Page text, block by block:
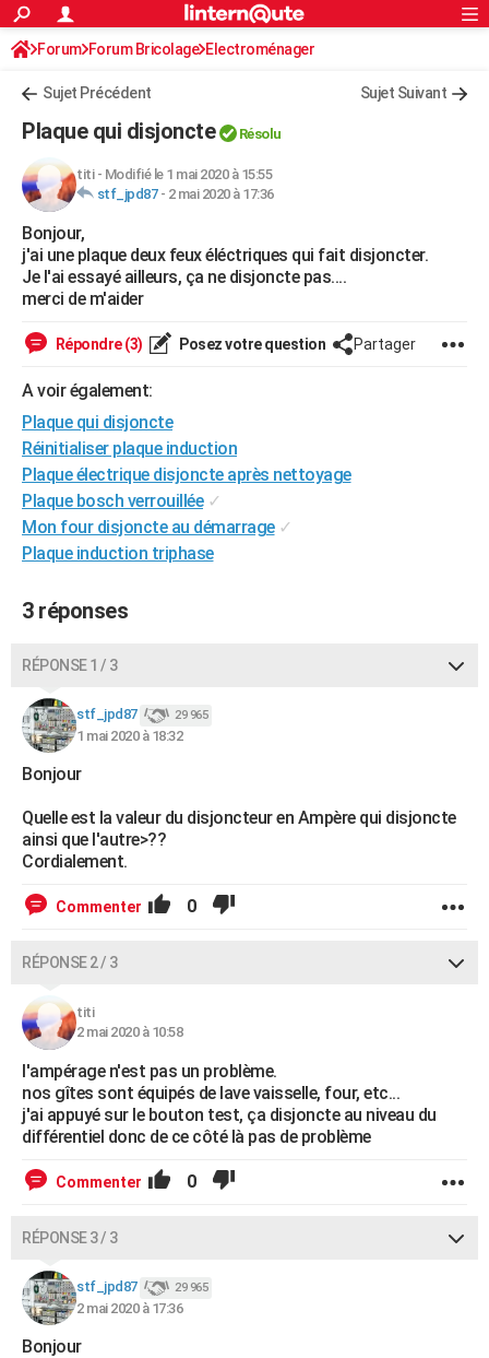
ACTUALITÉS
Politique
Société
Faits Divers
Education
Monde
Villes
+
Retraite
Impôts
Epargne
Immobilier
Risques naturels par ville
Banque
Assurance
Crédit
AUTO
Essais
Réserver un essai
Citadines
Berlines
SUV
Forum auto
+HIGH-TECH
Mobiles
Meilleur smartphone
Internet
Ordinateurs
Jeux vidéo
Guide high-tech
+BRICOLAGE
Forum
Aménagement intérieur
Extérieur
Cuisine
Salle de bains
Jardinage
Rangement
WEEK-END
LIFESTYLE
Art de vivre
Bien-être
Loisirs
Mode
Modes de vie
SANTE
Alimentation
Guide de la santé
Maladies
Médicaments
Sommeil
VOYAGE
Destinations
City break
Voyage nature
Voyage de noces
Forum
Climat
+PHOTO
GUIDES D'ACHAT
BONS PLANS
Dictionnaire
Biographies
Citations
Expressions
Proverbes
PROGRAMME TV
COPAINS D'AVANT
S'inscrire
Se connecter
Lycées
Collèges
Primaires
Universités
Entreprises
Service militaire
Avis de recherche
AVIS DE DÉCÈS
FORUM
Bricolage
Lifestyle
Culture
Sport
Auto
Television
Voyage
Cinema
S'inscrire
Connexion
Forum Forum Bricolage Electroménager
Sujet Précédent Sujet Suivant
Plaque qui disjoncte Résolu
titi- Modifié le 1 mai 2020 à 15:55
stf_jpd87- 2 mai 2020 à 17:36
Bonjour,
j'ai une plaque deux feux éléctriques qui fait disjoncter.
Je l'ai essayé ailleurs, ça ne disjoncte pas....
merci de m'aider
Répondre (3) Posez votre question Partager
A voir également:
Plaque qui disjoncte
Réinitialiser plaque induction
Plaque électrique disjoncte après nettoyage
Plaque bosch verrouillée ✓
Mon four disjoncte au démarrage ✓
Plaque induction triphase
3 réponses
RÉPONSE 1 / 3
stf_jpd87 29 965
1 mai 2020 à 18:32
Bonjour
Quelle est la valeur du disjoncteur en Ampère qui disjoncte
ainsi que l'autre>??
Cordialement.
Commenter 0
RÉPONSE 2 / 3
titi
2 mai 2020 à 10:58
l'ampérage n'est pas un problème.
nos gîtes sont équipés de lave vaisselle, four, etc...
j'ai appuyé sur le bouton test, ça disjoncte au niveau du
différentiel donc de ce côté là pas de problème
Commenter 0
RÉPONSE 3 / 3
stf_jpd87 29 965
2 mai 2020 à 17:36
Bonjour